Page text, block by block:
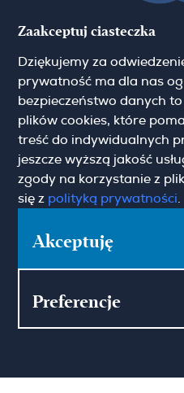
Zgoda marketingowa
Hamilton May Warszawa
Zaakceptuj ciasteczka
Dziękujemy za
prywatność ma dla nas
bezpieczeństwo danych
plików cookies, które
treść do indywidualnych
jeszcze wyższą jakość
zgody na korzystanie z
się z polityką prywatności
Akceptuję
Preferencje